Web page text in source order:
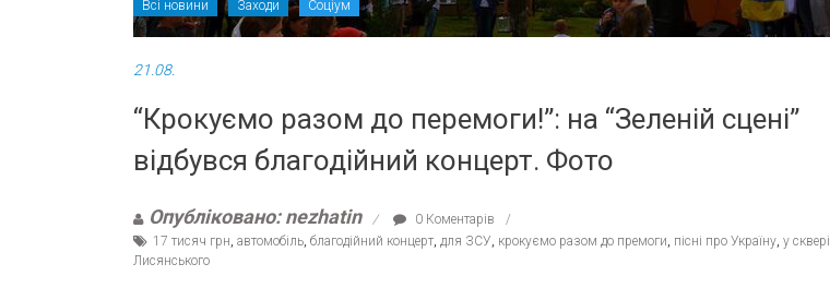
Всі новини Заходи Соціум
21.08.
“Крокуємо разом до перемоги!”: на “Зеленій сцені”
відбувся благодійний концерт. Фото
Опубліковано: nezhatin
0 Коментарів
17 тисяч грн автомобіль благодійний концерт для ЗСУ крокуємо разом до премоги пісні про Україну у сквері
Лисянського